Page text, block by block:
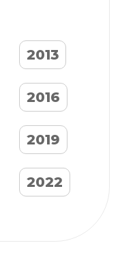
2013
2016
2019
2022